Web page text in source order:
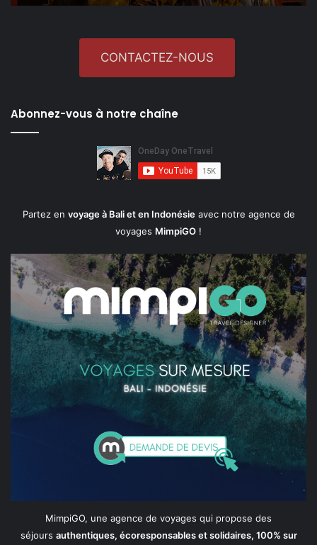
CONTACTEZ-NOUS
Abonnez-vous à notre chaîne
Partez en voyage à Bali et en Indonésieavec notre agence de
voyages MimpiGO !
MimpiGO, une agence de voyages qui propose des
séjours authentiques, écoresponsables et solidaires, 100% sur